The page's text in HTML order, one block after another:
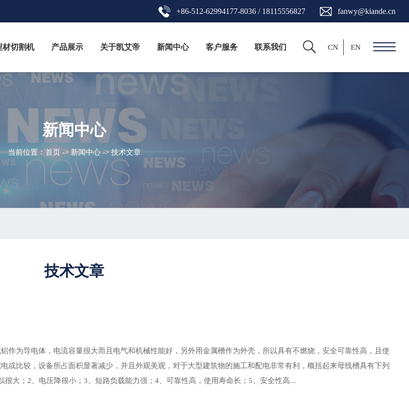
+86-512-62994177-8036 / 18115556827 fanwy@kiande.cn
材切割机 产品展示 关于凯艾帝 新闻中心 客户服务 联系我们 CN EN
新闻中心
当前位置： 首页 -> 新闻中心-> 技术文章
技术文章
作为导电体，电流容量很大而且电气和机械性能好，另外用金属槽作为外壳，所以具有不燃烧，安全可靠性高，且使
或比较，设备所占面积显著减少，并且外观美观，对于大型建筑物的施工和配电非常有利，概括起来母线槽具有下列
很大；2、电压降很小；3、短路负载能力强；4、可靠性高，使用寿命长；5、安全性高...